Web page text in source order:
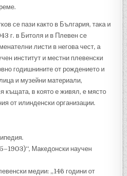
се пази както в България, така и
г. в Битоля и в Плевен се
листи в негова чест, а
институт и местни плевенски
годишнините от рождението и
и музейни материали,
къщата, в която е живял, е място
от илинденски организации.
Македонски научен
медии: „146 години от